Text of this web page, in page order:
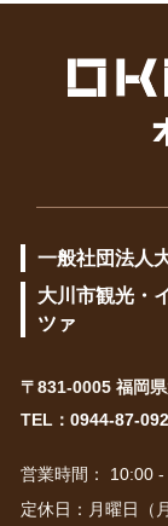
一般社団法人
大川市観光・
ツァ
〒831-0005 福岡
TEL： 0944-87-
営業時間： 10:00
定休日：月曜日（